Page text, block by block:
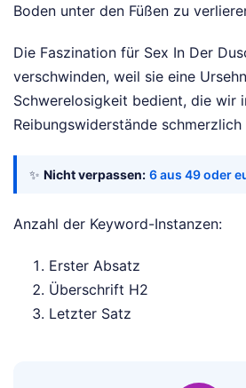
Boden unter den Füßen zu
Die Faszination für Sex In Der
verschwinden, weil sie eine
Schwerelosigkeit bedient, die wir
Reibungswiderstände schmerzlich
✨ Nicht verpassen: 6 aus 49 oder
Anzahl der Keyword-Instanzen:
Erster Absatz
Überschrift H2
Letzter Satz